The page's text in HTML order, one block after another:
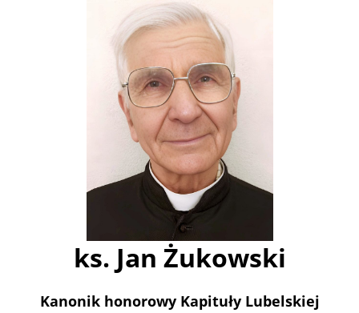
ks. Jan Żukowski
Kanonik honorowy Kapituły Lubelskiej